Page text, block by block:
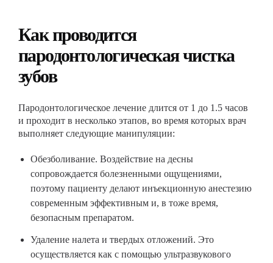
Как проводится
пародонтологическая чистка
зубов
Пародонтологическое лечение длится от 1 до 1.5 часов
и проходит в несколько этапов, во время которых врач
выполняет следующие манипуляции:
Обезболивание. Воздействие на десны
сопровождается болезненными ощущениями,
поэтому пациенту делают инъекционную анестезию
современным эффективным и, в тоже время,
безопасным препаратом.
Удаление налета и твердых отложений. Это
осуществляется как с помощью ультразвукового